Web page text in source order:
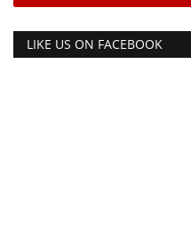
LIKE US ON FACEBOOK